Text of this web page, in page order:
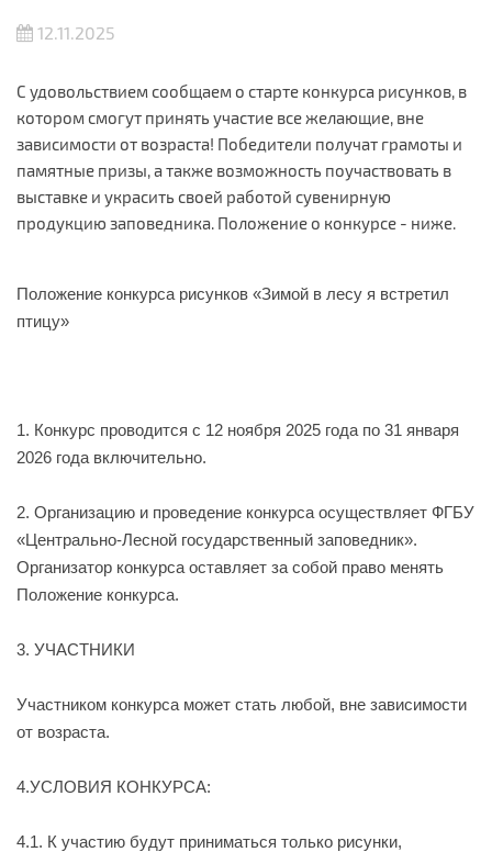
12.11.2025
С удовольствием сообщаем о старте конкурса рисунков, в
котором смогут принять участие все желающие, вне
зависимости от возраста! Победители получат грамоты и
памятные призы, а также возможность поучаствовать в
выставке и украсить своей работой сувенирную
продукцию заповедника. Положение о конкурсе - ниже.
Положение конкурса рисунков «Зимой в лесу я встретил
птицу»
1. Конкурс проводится с 12 ноября 2025 года по 31 января
2026 года включительно.
2. Организацию и проведение конкурса осуществляет ФГБУ
«Центрально-Лесной государственный заповедник».
Организатор конкурса оставляет за собой право менять
Положение конкурса.
3. УЧАСТНИКИ
Участником конкурса может стать любой, вне зависимости
от возраста.
4.УСЛОВИЯ КОНКУРСА:
4.1. К участию будут приниматься только рисунки,